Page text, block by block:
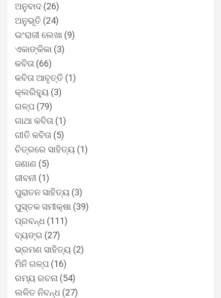
ଅନୁବାଦ (26)
ଅନୁଭୂତି (24)
ଇଂରାଜୀ ଲେଖା (9)
ଏକାଙ୍କିକା (3)
କବିତା (66)
କବିତା ଆବୃତ୍ତି (1)
କ୍ଲରିହ୍ୟୁ (3)
ଗଳ୍ପ (79)
ଗାଥା କବିତା (1)
ଗୀତି କବିତା (5)
ଚିତ୍ରରେ ସାହିତ୍ୟ (1)
ଜଣାଣ (5)
ଜୀବନୀ (1)
ପୁରାତନ ସାହିତ୍ୟ (3)
ପୁସ୍ତକ ସମୀକ୍ଷା (39)
ପ୍ରବନ୍ଧ (111)
ବ୍ୟଙ୍ଗ (27)
ଭ୍ରମଣ ସାହିତ୍ୟ (2)
ମିନି ଗଳ୍ପ (16)
ରମ୍ୟ ରଚନା (54)
ଲଳିତ ନିବନ୍ଧ (27)